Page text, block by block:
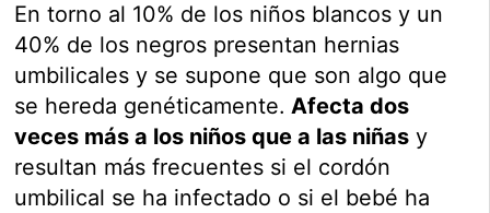
En torno al 10% de los niños blancos y un
40% de los negros presentan hernias
umbilicales y se supone que son algo que
se hereda genéticamente. Afecta dos
veces más a los niños que a las niñas y
resultan más frecuentes si el cordón
umbilical se ha infectado o si el bebé ha